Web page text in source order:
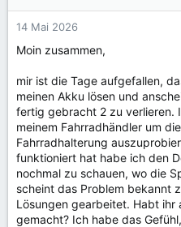
14 Mai 2026
Moin zusammen,
mir ist die Tage aufgefallen,
meinen Akku lösen und
fertig gebracht 2 zu verlieren.
meinem Fahrradhändler um
Fahrradhalterung
funktioniert hat habe ich den
nochmal zu schauen, wo die
scheint das Problem bekannt
Lösungen gearbeitet. Habt ihr
gemacht? Ich habe das